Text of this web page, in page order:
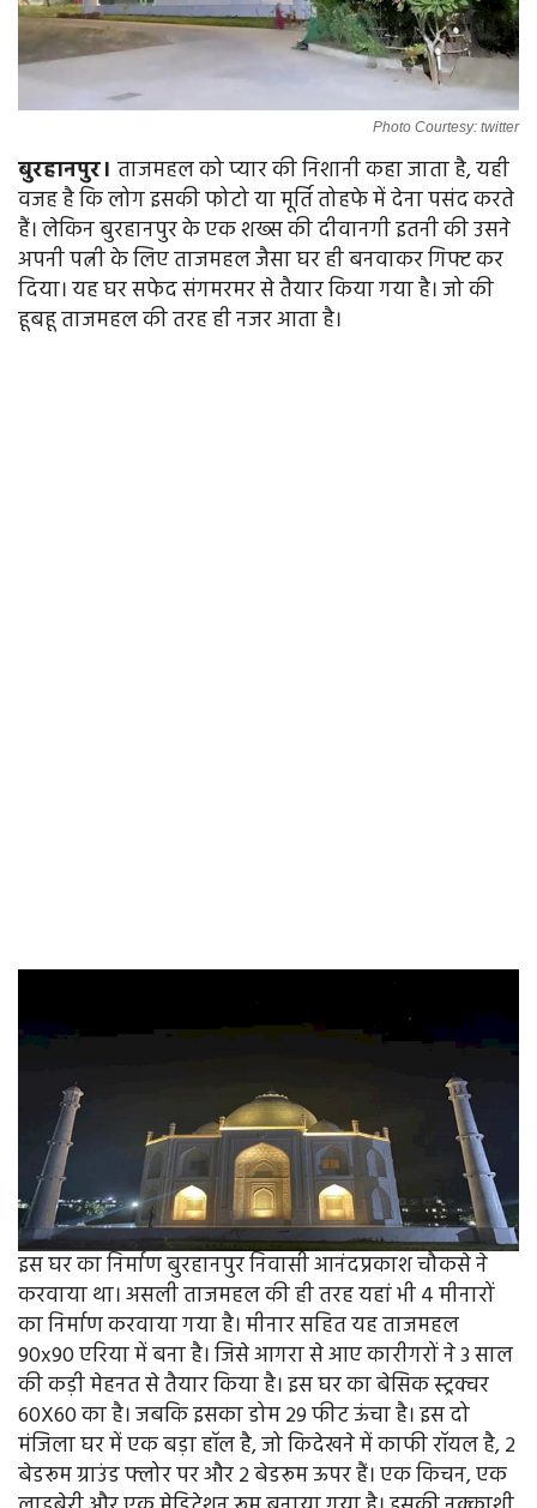
Photo Courtesy: twitter
बुरहानपुर। ताजमहल को प्यार की निशानी कहा जाता है, यही
वजह है कि लोग इसकी फोटो या मूर्ति तोहफे में देना पसंद करते
हैं। लेकिन बुरहानपुर के एक शख्स की दीवानगी इतनी की उसने
अपनी पत्नी के लिए ताजमहल जैसा घर ही बनवाकर गिफ्ट कर
दिया। यह घर सफेद संगमरमर से तैयार किया गया है। जो की
हूबहू ताजमहल की तरह ही नजर आता है।
इस घर का निर्माण बुरहानपुर निवासी आनंदप्रकाश चौकसे ने
करवाया था। असली ताजमहल की ही तरह यहां भी 4 मीनारों
का निर्माण करवाया गया है। मीनार सहित यह ताजमहल
90x90 एरिया में बना है। जिसे आगरा से आए कारीगरों ने 3 साल
की कड़ी मेहनत से तैयार किया है। इस घर का बेसिक स्ट्रक्चर
60X60 का है। जबकि इसका डोम 29 फीट ऊंचा है। इस दो
मंजिला घर में एक बड़ा हॉल है, जो किदेखने में काफी रॉयल है, 2
बेडरूम ग्राउंड फ्लोर पर और 2 बेडरूम ऊपर हैं। एक किचन, एक